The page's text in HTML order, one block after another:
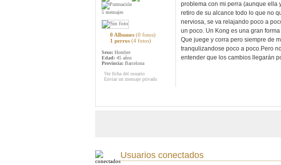
5 mensajes
0 Albumes (0 fotos)
1 perros (4 fotos)
Sexo: Hombre
Edad: 45 años
Provincia: Barcelona
Ver ficha del usuario
Enviar un mensaje privado
problema con mi perra (aunque ella
retiro de su alcance todo lo que no
nerviosa, se va relajando poco a
un poco. Un Kong es una gran
Que juege y corra pero siempre de
tranqulizandose poco a poco.Pero
entender que los cambios llegarán
Usuarios conectados